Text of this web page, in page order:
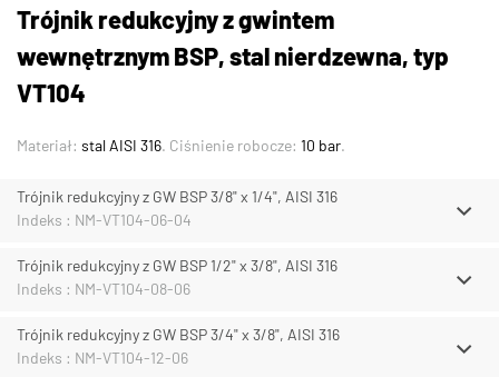
Trójnik redukcyjny z gwintem
wewnętrznym BSP, stal nierdzewna, typ
VT104
Materiał: stal AISI 316. Ciśnienie robocze: 10 bar.
Trójnik redukcyjny z GW BSP 3/8" x 1/4", AISI 316
Indeks : NM-VT104-06-04
Trójnik redukcyjny z GW BSP 1/2" x 3/8", AISI 316
Indeks : NM-VT104-08-06
Trójnik redukcyjny z GW BSP 3/4" x 3/8", AISI 316
Indeks : NM-VT104-12-06